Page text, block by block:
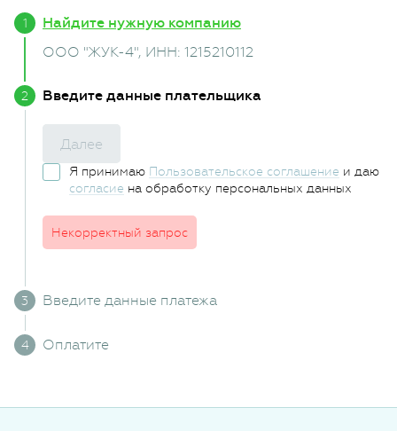
Найдите нужную компанию
ООО "ЖУК-4", ИНН: 1215210112
Введите данные плательщика
Далее
Я принимаю Пользовательское соглашение и даю
согласие на обработку персональных данных
Некорректный запрос
Введите данные платежа
Оплатите